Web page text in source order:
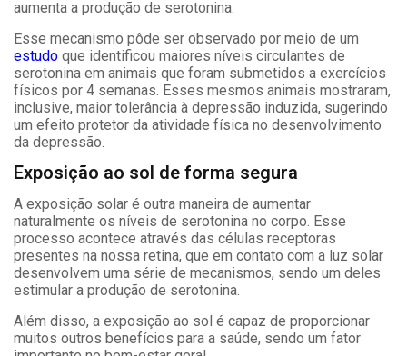
aumenta a produção de serotonina.
Esse mecanismo pôde ser observado por meio de um
estudo que identificou maiores níveis circulantes de
serotonina em animais que foram submetidos a exercícios
físicos por 4 semanas. Esses mesmos animais mostraram,
inclusive, maior tolerância à depressão induzida, sugerindo
um efeito protetor da atividade física no desenvolvimento
da depressão.
Exposição ao sol de forma segura
A exposição solar é outra maneira de aumentar
naturalmente os níveis de serotonina no corpo. Esse
processo acontece através das células receptoras
presentes na nossa retina, que em contato com a luz solar
desenvolvem uma série de mecanismos, sendo um deles
estimular a produção de serotonina.
Além disso, a exposição ao sol é capaz de proporcionar
muitos outros benefícios para a saúde, sendo um fator